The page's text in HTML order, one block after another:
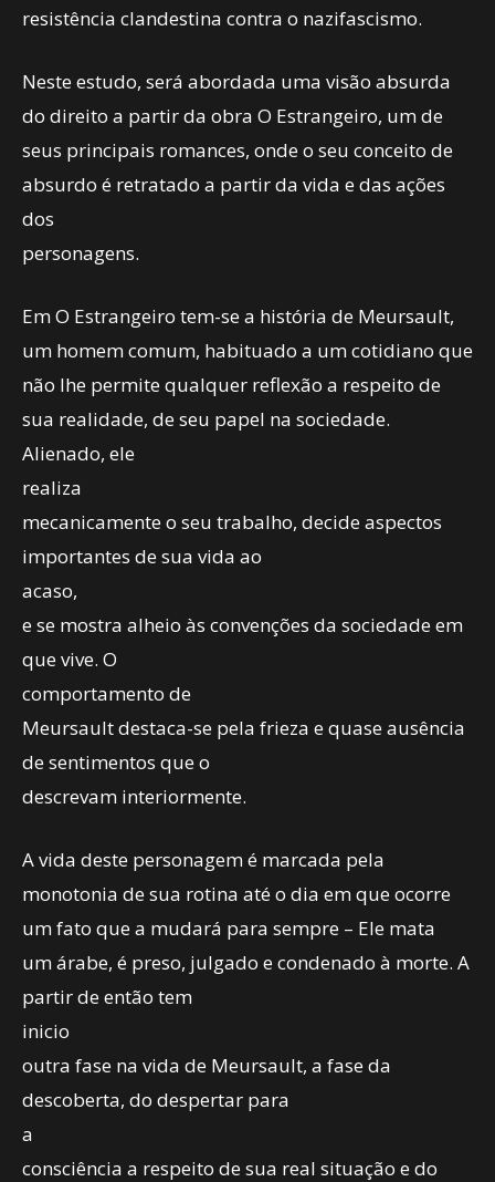
resistência clandestina contra o nazifascismo.
Neste estudo, será abordada uma visão absurda
do direito a partir da obra O Estrangeiro, um de
seus principais romances, onde o seu conceito de
absurdo é retratado a partir da vida e das ações
dos
personagens.
Em O Estrangeiro tem-se a história de Meursault,
um homem comum, habituado a um cotidiano que
não lhe permite qualquer reflexão a respeito de
sua realidade, de seu papel na sociedade.
Alienado, ele
realiza
mecanicamente o seu trabalho, decide aspectos
importantes de sua vida ao
acaso,
e se mostra alheio às convenções da sociedade em
que vive. O
comportamento de
Meursault destaca-se pela frieza e quase ausência
de sentimentos que o
descrevam interiormente.
A vida deste personagem é marcada pela
monotonia de sua rotina até o dia em que ocorre
um fato que a mudará para sempre – Ele mata
um árabe, é preso, julgado e condenado à morte. A
partir de então tem
inicio
outra fase na vida de Meursault, a fase da
descoberta, do despertar para
a
consciência a respeito de sua real situação e do